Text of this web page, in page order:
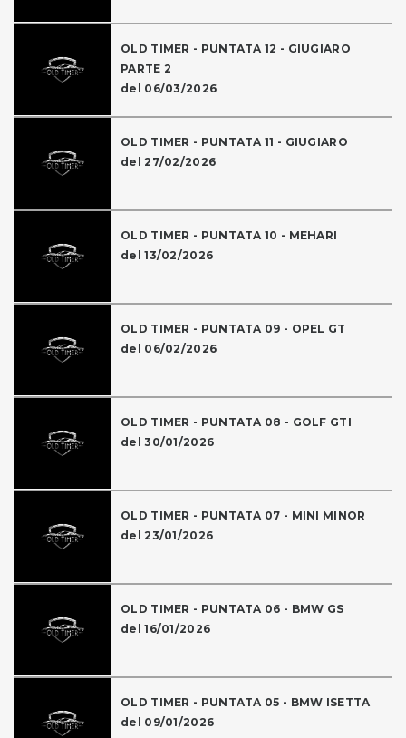
OLD TIMER - PUNTATA 12 - GIUGIARO
PARTE 2
del 06/03/2026
OLD TIMER - PUNTATA 11 - GIUGIARO
del 27/02/2026
OLD TIMER - PUNTATA 10 - MEHARI
del 13/02/2026
OLD TIMER - PUNTATA 09 - OPEL GT
del 06/02/2026
OLD TIMER - PUNTATA 08 - GOLF GTI
del 30/01/2026
OLD TIMER - PUNTATA 07 - MINI MINOR
del 23/01/2026
OLD TIMER - PUNTATA 06 - BMW GS
del 16/01/2026
OLD TIMER - PUNTATA 05 - BMW ISETTA
del 09/01/2026